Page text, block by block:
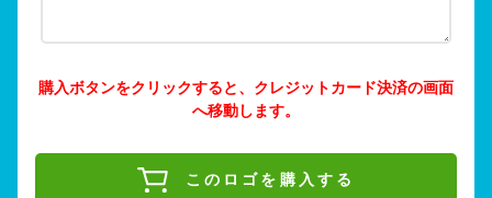
購入ボタンをクリックすると、クレジットカード決済の画面
へ移動します。
このロゴを購入する